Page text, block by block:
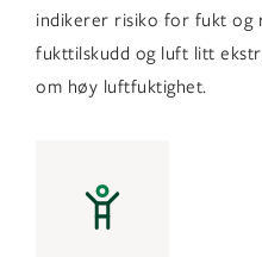
indikerer risiko for fukt og
fukttilskudd og luft litt
om høy luftfuktighet.